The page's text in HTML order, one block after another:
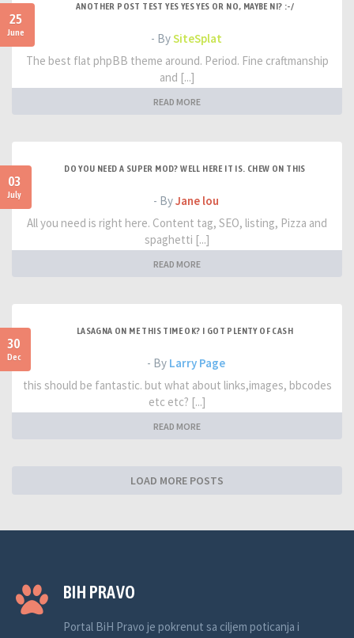
25
June
ANOTHER POST TEST YES YES YES OR NO, MAYBE NI? :-/
- BySiteSplat
The best flat phpBB theme around. Period. Fine craftmanship
and [...]
READ MORE
03
July
DO YOU NEED A SUPER MOD? WELL HERE IT IS. CHEW ON THIS
- ByJane lou
All you need is right here. Content tag, SEO, listing, Pizza and
spaghetti [...]
READ MORE
30
Dec
LASAGNA ON ME THIS TIME OK? I GOT PLENTY OF CASH
- By Larry Page
this should be fantastic. but what about links,images, bbcodes
etc etc? [...]
READ MORE
LOAD MORE POSTS
BIH PRAVO
Portal BiH Pravo je pokrenut sa ciljem poticanja i